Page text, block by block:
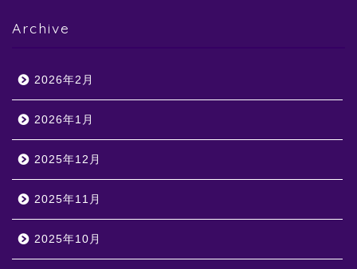
Archive
2026年2月
2026年1月
2025年12月
2025年11月
2025年10月